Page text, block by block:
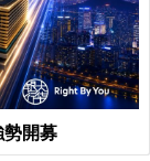
勢開募